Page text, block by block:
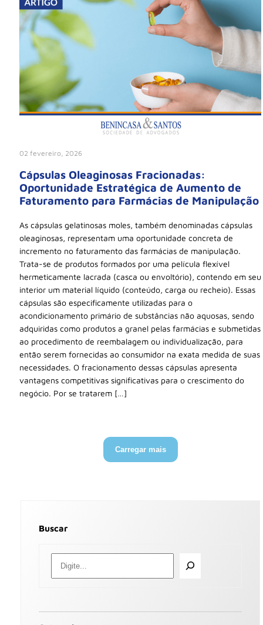
02 fevereiro, 2026
Cápsulas Oleaginosas Fracionadas:
Oportunidade Estratégica de Aumento de
Faturamento para Farmácias de Manipulação
As cápsulas gelatinosas moles, também denominadas cápsulas
oleaginosas, representam uma oportunidade concreta de
incremento no faturamento das farmácias de manipulação.
Trata-se de produtos formados por uma película flexível
hermeticamente lacrada (casca ou envoltório), contendo em seu
interior um material líquido (conteúdo, carga ou recheio). Essas
cápsulas são especificamente utilizadas para o
acondicionamento primário de substâncias não aquosas, sendo
adquiridas como produtos a granel pelas farmácias e submetidas
ao procedimento de reembalagem ou individualização, para
então serem fornecidas ao consumidor na exata medida de suas
necessidades. O fracionamento dessas cápsulas apresenta
vantagens competitivas significativas para o crescimento do
negócio. Por se tratarem […]
Carregar mais
Buscar